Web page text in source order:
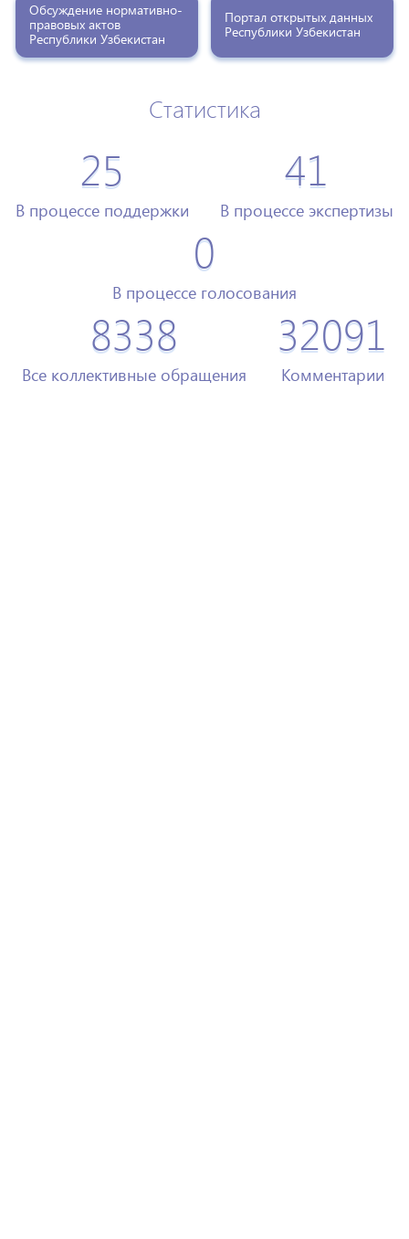
Обсуждение нормативно-
правовых актов
Республики Узбекистан
Портал открытых данных
Республики Узбекистан
Статистика
25
В процессе поддержки
41
В процессе экспертизы
0
В процессе голосования
8338
Все коллективные обращения
32091
Комментарии